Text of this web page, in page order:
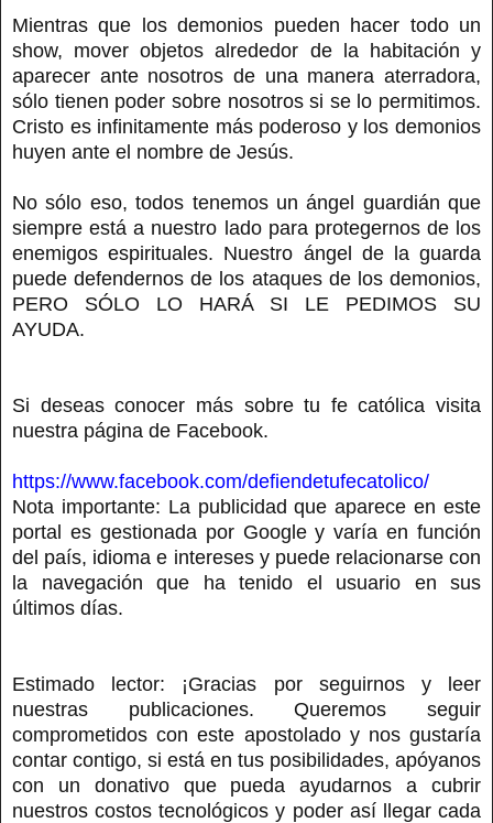
Mientras que los demonios pueden hacer todo un
show, mover objetos alrededor de la habitación y
aparecer ante nosotros de una manera aterradora,
sólo tienen poder sobre nosotros si se lo permitimos.
Cristo es infinitamente más poderoso y los demonios
huyen ante el nombre de Jesús.
No sólo eso, todos tenemos un ángel guardián que
siempre está a nuestro lado para protegernos de los
enemigos espirituales. Nuestro ángel de la guarda
puede defendernos de los ataques de los demonios,
PERO SÓLO LO HARÁ SI LE PEDIMOS SU
AYUDA.
Si deseas conocer más sobre tu fe católica visita
nuestra página de Facebook.
https://www.facebook.com/defiendetufecatolico/
Nota importante: La publicidad que aparece en este
portal es gestionada por Google y varía en función
del país, idioma e intereses y puede relacionarse con
la navegación que ha tenido el usuario en sus
últimos días.
Estimado lector: ¡Gracias por seguirnos y leer
nuestras publicaciones. Queremos seguir
comprometidos con este apostolado y nos gustaría
contar contigo, si está en tus posibilidades, apóyanos
con un donativo que pueda ayudarnos a cubrir
nuestros costos tecnológicos y poder así llegar cada